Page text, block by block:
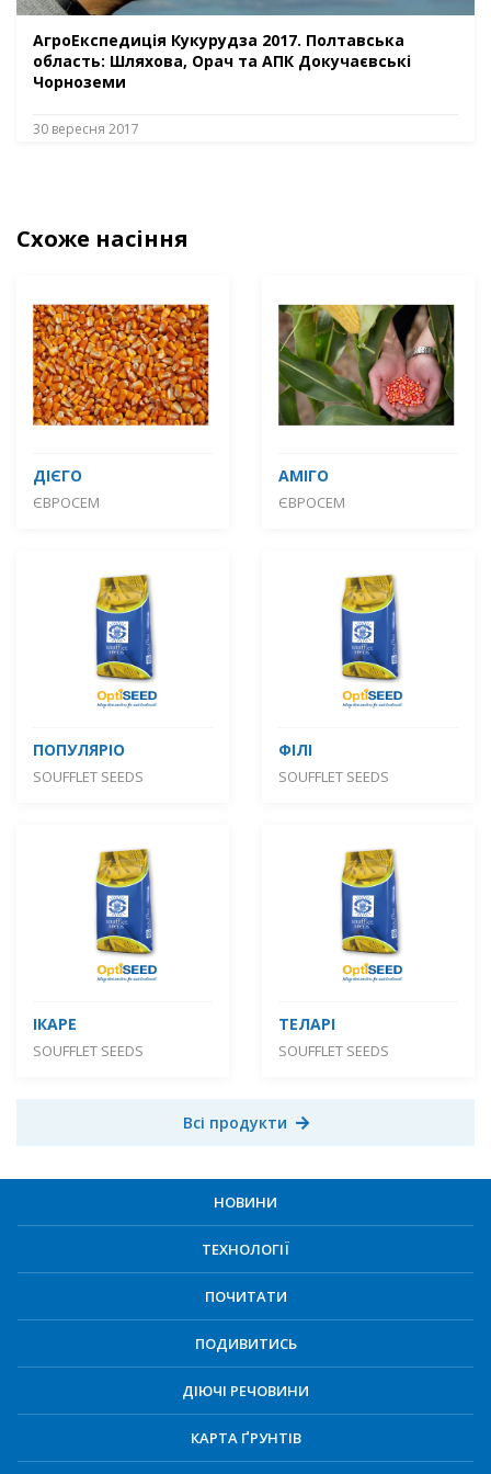
АгроЕкспедиція Кукурудза 2017. Полтавська
область: Шляхова, Орач та АПК Докучаєвські
Чорноземи
30 вересня 2017
Схоже насіння
ДІЄГО
ЄВРОСЕМ
АМІГО
ЄВРОСЕМ
ПОПУЛЯРІО
SOUFFLET SEEDS
ФІЛІ
SOUFFLET SEEDS
ІКАРЕ
SOUFFLET SEEDS
ТЕЛАРІ
SOUFFLET SEEDS
Всі продукти
НОВИНИ
ТЕХНОЛОГІЇ
ПОЧИТАТИ
ПОДИВИТИСЬ
ДІЮЧІ РЕЧОВИНИ
КАРТА ҐРУНТІВ